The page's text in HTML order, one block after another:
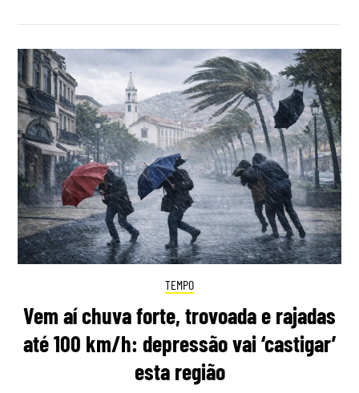
TEMPO
Vem aí chuva forte, trovoada e rajadas
até 100 km/h: depressão vai ‘castigar’
esta região